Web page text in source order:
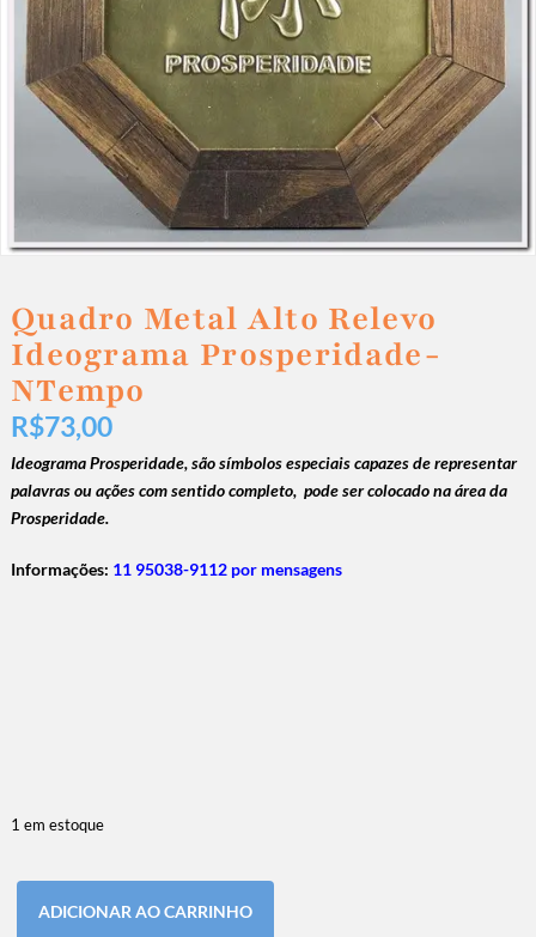
Quadro Metal Alto Relevo
Ideograma Prosperidade-
NTempo
R$73,00
Ideograma Prosperidade, são símbolos especiais capazes de representar
palavras ou ações com sentido completo, pode ser colocado na área da
Prosperidade.
Informações: 11 95038-9112 por mensagens
1 em estoque
ADICIONAR AO CARRINHO